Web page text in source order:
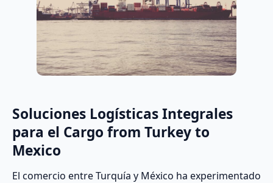
Soluciones Logísticas Integrales
para el Cargo from Turkey to
Mexico
El comercio entre Turquía y México ha experimentado